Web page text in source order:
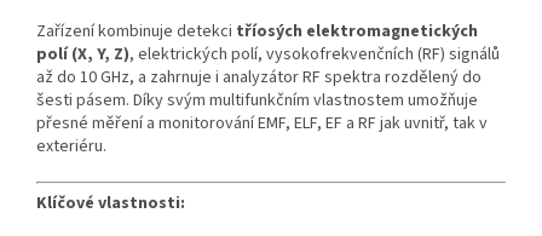
Zařízení kombinuje detekci tříosých elektromagnetických
polí (X, Y, Z), elektrických polí, vysokofrekvenčních (RF) signálů
až do 10 GHz, a zahrnuje i analyzátor RF spektra rozdělený do
šesti pásem. Díky svým multifunkčním vlastnostem umožňuje
přesné měření a monitorování EMF, ELF, EF a RF jak uvnitř, tak v
exteriéru.
Klíčové vlastnosti: